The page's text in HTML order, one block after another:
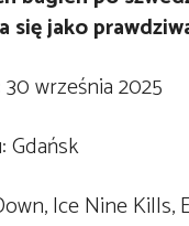
się jako
września 2025
Gdańsk
Ice Nine Kills,